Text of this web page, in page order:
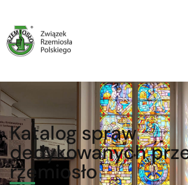
Katalog spraw
dedykowanych
rzemiosło